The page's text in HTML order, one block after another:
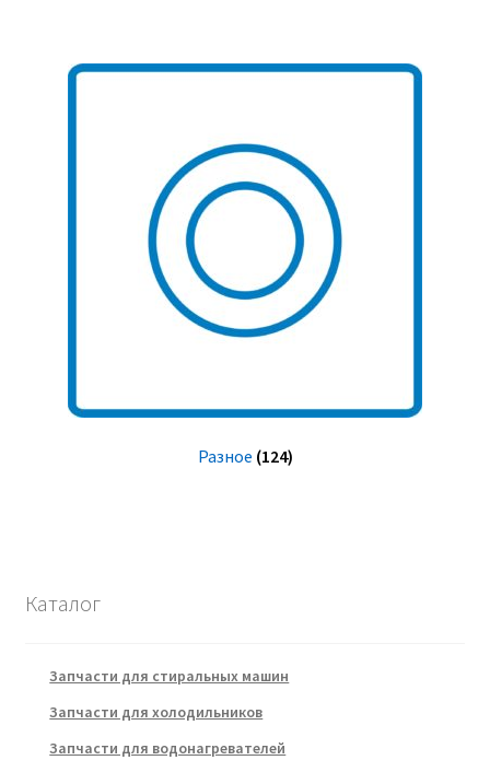
Разное (124)
Каталог
Запчасти для стиральных машин
Запчасти для холодильников
Запчасти для водонагревателей